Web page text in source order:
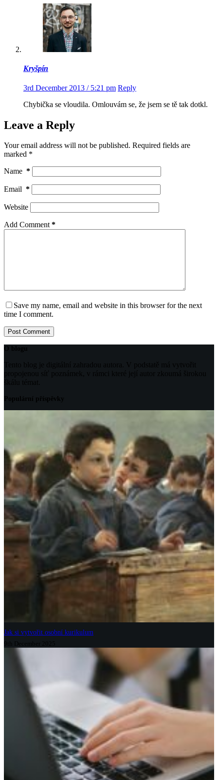
Kryšpín
3rd December 2013 / 5:21 pm Reply
Chybička se vloudila. Omlouvám se, že jsem se tě tak dotkl.
Leave a Reply
Your email address will not be published. Required fields are
marked *
Name *
Email *
Website
Add Comment*
Save my name, email and website in this browser for the next
time I comment.
Post Comment
O blogu
Tento blog je digitální zahradou autora. V podstatě má vytvořit
propojenou síť poznámek, v rámci které její autor zkoumá širokou
škálu témat.
Populární příspěvky
Jak si vytvořit osobní kurikulum
9th December 2025